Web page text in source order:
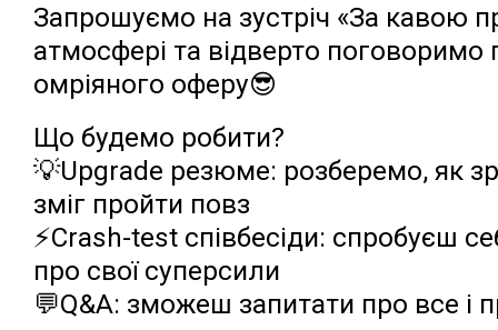
Запрошуємо на зустріч «За кавою
атмосфері та відверто
омріяного оферу😎
Що будемо робити?
💡Upgrade резюме: розберемо, як
зміг пройти повз
⚡️Crash-test співбесіди: спробуєш
про свої суперсили
💬Q&A: зможеш запитати про все і